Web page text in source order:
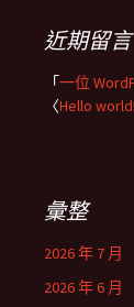
近期留言
「一位
〈Hello
彙整
2026 年 7 月
2026 年 6 月